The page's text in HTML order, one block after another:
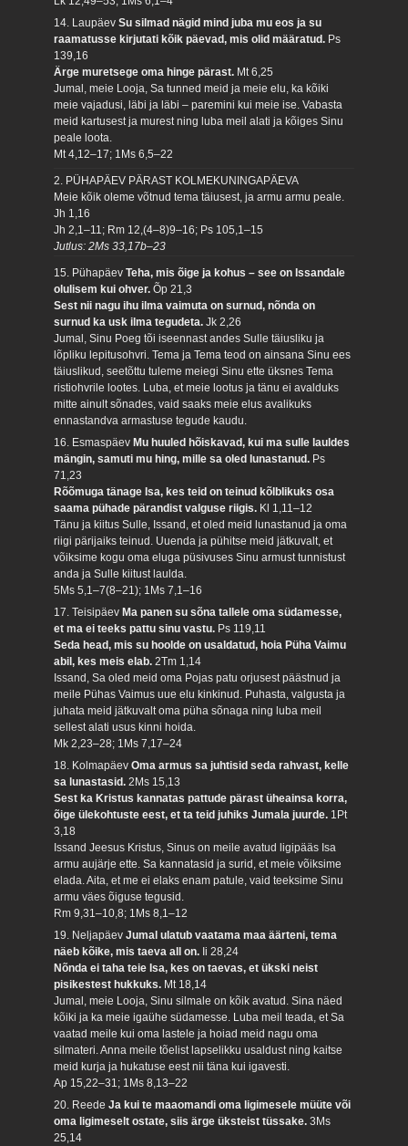
14. LaupäevSu silmad nägid mind juba mu eos ja su
raamatusse kirjutati kõik päevad, mis olid määratud. Ps
139,16
Ärge muretsege oma hinge pärast. Mt 6,25
Jumal, meie Looja, Sa tunned meid ja meie elu, ka kõiki
meie vajadusi, läbi ja läbi – paremini kui meie ise. Vabasta
meid kartusest ja murest ning luba meil alati ja kõiges Sinu
peale loota.
Mt 4,12–17; 1Ms 6,5–22
2. PÜHAPÄEV PÄRAST KOLMEKUNINGAPÄEVA
Meie kõik oleme võtnud tema täiusest, ja armu armu peale.
Jh 1,16
Jh 2,1–11; Rm 12,(4–8)9–16; Ps 105,1–15
Jutlus: 2Ms 33,17b–23
15. PühapäevTeha, mis õige ja kohus – see on Issandale
olulisem kui ohver.Õp 21,3
Sest nii nagu ihu ilma vaimuta on surnud, nõnda on
surnud ka usk ilma tegudeta.Jk 2,26
Jumal, Sinu Poeg tõi iseennast andes Sulle täiusliku ja
lõpliku lepitusohvri. Tema ja Tema teod on ainsana Sinu ees
täiuslikud, seetõttu tuleme meiegi Sinu ette üksnes Tema
ristiohvrile lootes. Luba, et meie lootus ja tänu ei avalduks
mitte ainult sõnades, vaid saaks meie elus avalikuks
ennastandva armastuse tegude kaudu.
16. Esmaspäev Mu huuled hõiskavad, kui ma sulle lauldes
mängin, samuti mu hing, mille sa oled lunastanud. Ps
71,23
Rõõmuga tänage Isa, kes teid on teinud kõlblikuks osa
saama pühade pärandist valguse riigis. Kl 1,11–12
Tänu ja kiitus Sulle, Issand, et oled meid lunastanud ja oma
riigi pärijaiks teinud. Uuenda ja pühitse meid jätkuvalt, et
võiksime kogu oma eluga püsivuses Sinu armust tunnistust
anda ja Sulle kiitust laulda.
5Ms 5,1–7(8–21); 1Ms 7,1–16
17. Teisipäev Ma panen su sõna tallele oma südamesse,
et ma ei teeks pattu sinu vastu. Ps 119,11
Seda head, mis su hoolde on usaldatud, hoia Püha Vaimu
abil, kes meis elab.2Tm 1,14
Issand, Sa oled meid oma Pojas patu orjusest päästnud ja
meile Pühas Vaimus uue elu kinkinud. Puhasta, valgusta ja
juhata meid jätkuvalt oma püha sõnaga ning luba meil
sellest alati usus kinni hoida.
Mk 2,23–28; 1Ms 7,17–24
18. KolmapäevOma armus sa juhtisid seda rahvast, kelle
sa lunastasid.2Ms 15,13
Sest ka Kristus kannatas pattude pärast üheainsa korra,
õige ülekohtuste eest, et ta teid juhiks Jumala juurde. 1Pt
3,18
Issand Jeesus Kristus, Sinus on meile avatud ligipääs Isa
armu aujärje ette. Sa kannatasid ja surid, et meie võiksime
elada. Aita, et me ei elaks enam patule, vaid teeksime Sinu
armu väes õiguse tegusid.
Rm 9,31–10,8; 1Ms 8,1–12
19. NeljapäevJumal ulatub vaatama maa äärteni, tema
näeb kõike, mis taeva all on. Ii 28,24
Nõnda ei taha teie Isa, kes on taevas, et ükski neist
pisikestest hukkuks. Mt 18,14
Jumal, meie Looja, Sinu silmale on kõik avatud. Sina näed
kõiki ja ka meie igaühe südamesse. Luba meil teada, et Sa
vaatad meile kui oma lastele ja hoiad meid nagu oma
silmateri. Anna meile tõelist lapselikku usaldust ning kaitse
meid kurja ja hukatuse eest nii täna kui igavesti.
Ap 15,22–31; 1Ms 8,13–22
20. ReedeJa kui te maaomandi oma ligimesele müüte või
oma ligimeselt ostate, siis ärge üksteist tüssake.3Ms
25,14